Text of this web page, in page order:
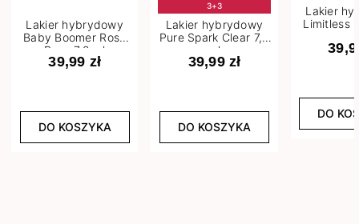
Lakier hybrydowy
Baby Boomer Rose
Base 7,2 ml
39,99 zł
DO KOSZYKA
3+3
Lakier hybrydowy
Pure Spark Clear 7,2
ml
39,99 zł
DO KOSZYKA
Lakier
Limitless
DO